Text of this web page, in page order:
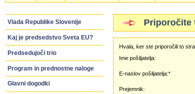
Vlada Republike Slovenije
Kaj je predsedstvo Sveta EU?
Predsedujoči trio
Program in prednostne naloge
Glavni dogodki
Priporočite
Hvala, ker ste priporočili to
Ime pošiljatelja:
E-naslov pošiljatelja:*
Prejemnik: